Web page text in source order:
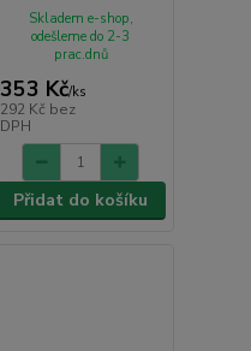
353 Kč/ks
292 Kč bez
DPH
Skladem e-shop,
odešleme do 2-3
prac.dnů
Přidat do košíku